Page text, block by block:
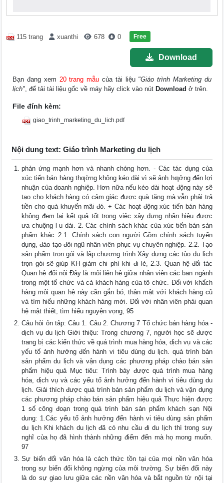
115 trang xuanthi 678 0 Free
Download
Bạn đang xem 20 trang mẫu của tài liệu "Giáo trình Marketing du
lịch", để tải tài liệu gốc về máy hãy click vào nút Download ở trên.
File đính kèm:
giao_trinh_marketing_du_lich.pdf
Nội dung text: Giáo trình Marketing du lịch
phản ứng mạnh hơn và nhanh chóng hơn. - Các tác dụng của
xúc tiến bán hàng thƣờng không kéo dài vì sẽ ảnh hƣởng đến lợi
nhuận của doanh nghiệp. Hơn nữa nếu kéo dài hoạt động này sẽ
tạo cho khách hàng có cảm giác được quà tặng mà vẫn phải trả
tiền cho quà khuyến mãi đó. + Các hoạt động xúc tiến bán hàng
không đem lại kết quả tốt trong việc xây dựng nhãn hiệu được
ưa chuộng l u dài. 2. Các chính sách khác của xúc tiến bán sản
phẩm khác 2.1. Chính sách con người Gồm chính sách tuyển
dụng, đào tạo đôi ngũ nhân viên phục vụ chuyên nghiệp. 2.2. Tạo
sản phẩm trọn gói và lập chương trình Xây dựng các tủo du lịch
trọn gói sẽ giúp KH giảm chi phí khi đi lẻ, 2.3. Quan hệ đối tác
Quan hệ đối nội Đây là môi liên hệ giữa nhân viên các ban ngành
trong một tổ chức và cả khách hàng của tô chức. Đối với khấch
hàng môi quan hệ này cần gắn bó, thân mật với khách hàng cũ
và tìm hiểu những khách hàng mới. Đối với nhân viên phải quan
hệ mật thiết, tìm hiểu nguyện vọng, 95
Câu hỏi ôn tâp: Câu 1. Câu 2. Chương 7 Tổ chức bán hàng hóa -
dịch vụ du lịch Giới thiệu: Trong chương 7, người học sẽ được
trang bị các kiến thức về quá trình mua hàng hóa, dịch vụ và các
yếu tố ảnh hưởng đến hành vi tiêu dùng du lịch. quá trình bán
sản phẩm du lịch và vận dụng các phương pháp chào bán sản
phẩm hiệu quả Mục tiêu: Trình bày được quá trình mua hàng
hóa, dịch vụ và các yếu tố ảnh hưởng đến hành vi tiêu dùng du
lịch. Giải thích được quá trình bán sản phẩm du lịch và vận dụng
các phương pháp chào bán sản phẩm hiệu quả Thực hiện được
1 số công đoạn trong quá trình bán sản phẩm khách sạn Nội
dung: 1.Các yếu tố ảnh hưởng đến hành vi tiêu dùng sản phẩm
du lịch Khi khách du lịch đã có nhu cầu đi du lịch thì trong suy
nghĩ của họ đã hình thành những điểm đến mà họ mong muốn.
97
Sự biến đổi văn hóa là cách thức tồn tại của mọi nền văn hóa
trong sự biến đổi không ngừng của môi trường. Sự biến đổi này
là do sự giao lưu giữa các nền văn hóa và bắt nguồn từ nội tại